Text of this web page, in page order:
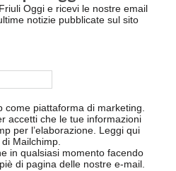
Oggi e ricevi le nostre email
notizie pubblicate sul sito
come piattaforma di marketing.
accetti che le tue informazioni
per l’elaborazione. Leggi qui
di Mailchimp.
in qualsiasi momento facendo
di pagina delle nostre e-mail.